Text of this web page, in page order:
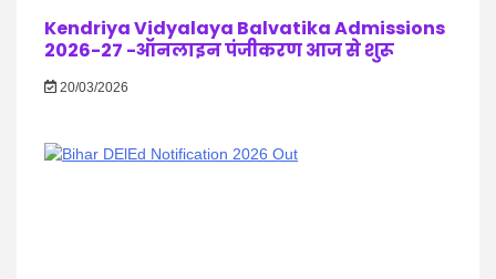
Kendriya Vidyalaya Balvatika Admissions
2026-27 -ऑनलाइन पंजीकरण आज से शुरू
20/03/2026